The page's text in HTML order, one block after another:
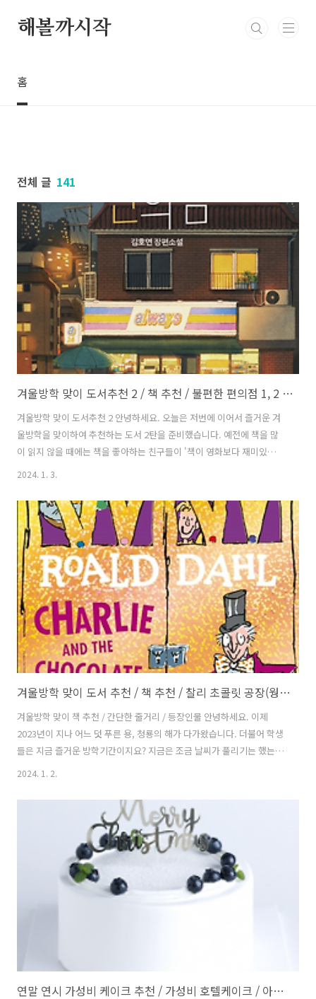
해볼까시작
홈
전체 글 141
겨울방학 맞이 도서추천 2 / 책 추천 / 불편한 편의점 1, 2 / 창문을 넘어 도망친 100세 노인
겨울방학 맞이 도서추천 2 안녕하세요. 오늘은 저번에 이어서 즐거운 겨
울방학을 맞이하여 추천하는 도서 2탄을 준비했습니다. 예전에 책을 많
이 읽지 않을 때에는 책을 좋아하는 친구들이 '책이 영화보다 재미있
어'라고 하는 것을 이해하지 못했는데 읽다보니 저도 점점 그 뜻을 이해
쉽다는 생각을 하기도 하는데요 오늘 소개해드릴 책도 영화화 되거나 연
극으로 재탄생한 책들이지만 꼭 책으로 접해보시기를 추천해드릴게요!
불편한 편의점 1 / 작가 김호연 처음으로 소개해드릴 책은 바로 국내작가
김호연의 소설 '불편한 편의점 1권' 입니다. 불편한 편의점은 유튜브나
SNS등 즐길거리가 판을 치는 요즘 이례적으로 국내에서 50만부가 판매
될 만큼 엄청난 히트..
2024. 1. 3.
겨울방학 맞이 도서 추천 / 책 추천 / 찰리 초콜릿 공장(웡카) / 데미안 / 삼국지
겨울방학 맞이 책 추천 / 간단한 줄거리 / 등장인물 안녕하세요. 이제
2023년이 지나 어느 덧 푸른 용, 청룡의 해가 다가왔습니다. 더불어 학생
들은 지금 즐거운 방학기간이지요? 지금은 조금 날씨가 풀리기는 했는데
얼마전까지 날씨가 너무 추워서 어디 나가지도 못하고 집에서만 지내니
들을 위해 절대 후회하지 않을 아주 재미있는 책을 추천드리겠습니다. 찰
리와 초콜릿 공장 처음으로 소개해드릴 책은 바로 '찰리와 초콜릿 공
장'입니다. 신비한 초콜릿 공장에 다섯 명의 아이가 초대되는 이야기이지
요? 특히 책이 그려내는 초콜릿 공장은 너무나도 신비로워 이를 상상하
는 재미가 아주 쏠쏠한 책입니다. 워낙 인기가 있는 책이라 '조니뎁'주연
의 동명 영화..
2024. 1. 2.
연말 연시 가성비 케이크 추천 / 가성비 호텔케이크 / 아티제 케이크 / 투썸플레이스 케이크 / 파리바게뜨 케이크 / 피오니 케이크